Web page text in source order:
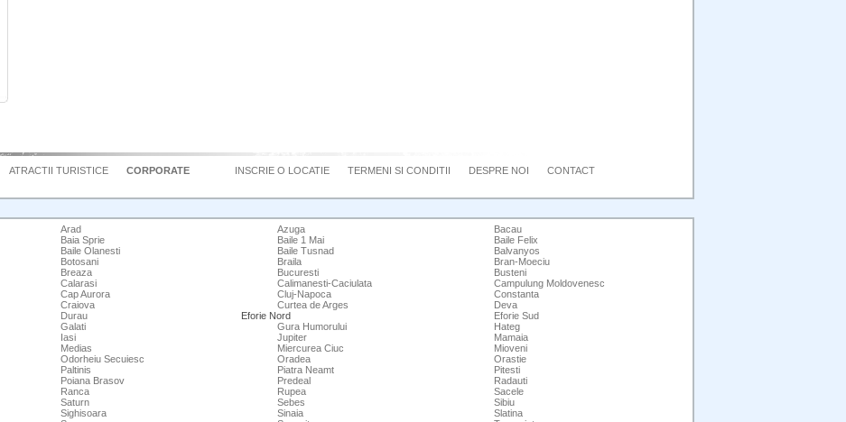
ATRACTII TURISTICE CORPORATE INSCRIE O LOCATIE TERMENI SI CONDITII DESPRE NOI CONTACT
Arad Azuga
Bacau
Baia Sprie Baile 1 Mai
Baile Felix
Baile Olanesti Baile Tusnad
Balvanyos
Botosani Braila
Bran-Moeciu
Breaza Bucuresti
Busteni
Calarasi Calimanesti-Caciulata
Campulung Moldovenesc
Cap Aurora Cluj-Napoca
Constanta
Craiova Curtea de Arges
Deva
Durau Eforie Nord
Eforie Sud
Galati Gura Humorului
Hateg
Iasi Jupiter
Mamaia
Medias Miercurea Ciuc
Mioveni
Odorheiu Secuiesc Oradea
Orastie
Paltinis Piatra Neamt
Pitesti
Poiana Brasov Predeal
Radauti
Ranca Rupea
Sacele
Saturn Sebes
Sibiu
Sighisoara Sinaia
Slatina